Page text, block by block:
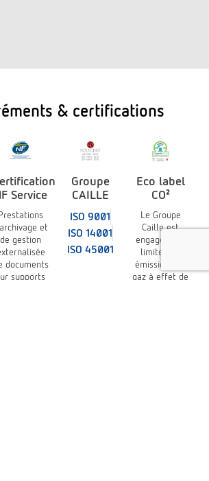
& certifications
Service
et
de gestion
documents
supports
Groupe
CAILLE
ISO 9001
ISO 14001
ISO 45001
Eco label
CO²
Le Groupe
Caille est
engagé pour
limiter les
émissions de
gaz à effet de